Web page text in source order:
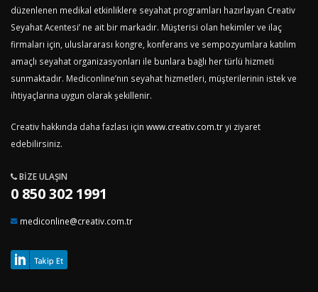
düzenlenen medikal etkinliklere seyahat programları hazırlayan Creativ
Seyahat Acentesi’ ne ait bir markadır. Müşterisi olan hekimler ve ilaç
firmaları için, uluslararası kongre, konferans ve sempozyumlara katılım
amaçlı seyahat organizasyonları ile bunlara bağlı her türlü hizmeti
sunmaktadır. Mediconline’nın seyahat hizmetleri, müşterilerinin istek ve
ihtiyaçlarına uygun olarak şekillenir.
Creativ hakkında daha fazlası için www.creativ.com.tryi ziyaret
edebilirsiniz.
BIZE ULAŞIN
0 850 302 1991
mediconline@creativ.com.tr